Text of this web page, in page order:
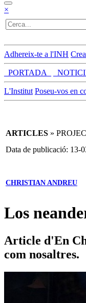
×
Adhereix-te a l'INH
_PORTADA_
L'Institut Poseu-vos en
ARTICLES »
Data de publicació: 13-
CHRISTIAN ANDREU
Los
Article d'En
com nosaltres.